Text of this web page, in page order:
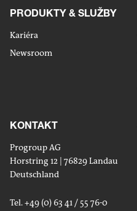
PRODUKTY & SLUŽBY
Kariéra
Newsroom
KONTAKT
Progroup AG
Horstring 12 | 76829 Landau
Deutschland
Tel. +49 (0) 63 41 / 55 76-0